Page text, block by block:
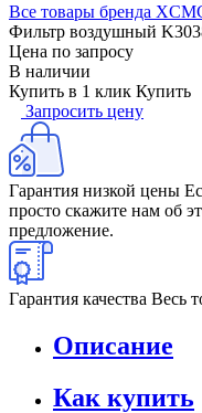
Все товары бренда
Фильтр воздушный
Цена по запросу
В наличии
Купить в 1 клик Купить
Запросить цену
Гарантия низкой цены
просто скажите нам об
предложение.
Гарантия качества Весь
Описание
Как купить